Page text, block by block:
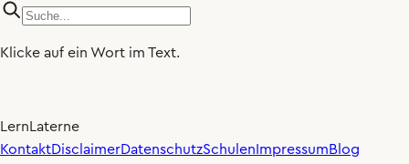
Klicke auf ein Wort im Text.
×0.80 🐢
LernLaterne
KontaktDisclaimerDatenschutzSchulen ImpressumBlog